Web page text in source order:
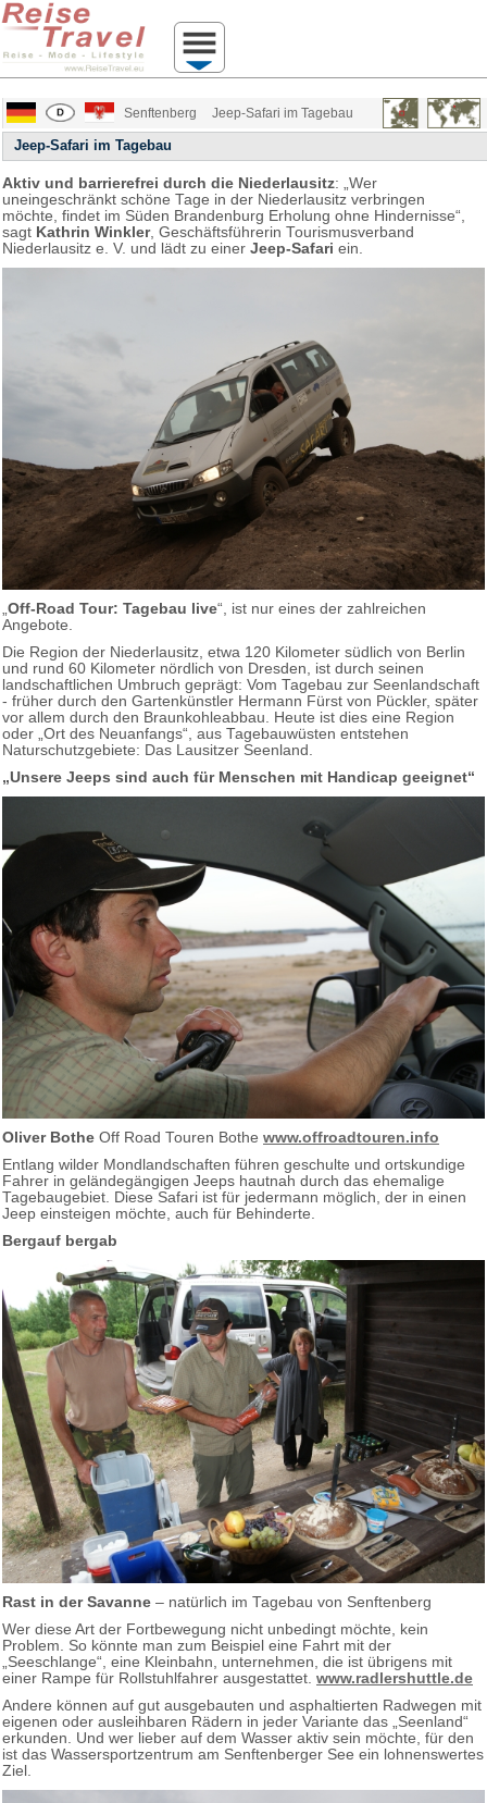
Senftenberg Jeep-Safari im Tagebau
Jeep-Safari im Tagebau
Aktiv und barrierefrei durch die Niederlausitz: „Wer
uneingeschränkt schöne Tage in der Niederlausitz verbringen
möchte, findet im Süden Brandenburg Erholung ohne Hindernisse“,
sagt Kathrin Winkler, Geschäftsführerin Tourismusverband
Niederlausitz e. V. und lädt zu einer Jeep-Safari ein.
„Off-Road Tour: Tagebau live“, ist nur eines der zahlreichen
Angebote.
Die Region der Niederlausitz, etwa 120 Kilometer südlich von Berlin
und rund 60 Kilometer nördlich von Dresden, ist durch seinen
landschaftlichen Umbruch geprägt: Vom Tagebau zur Seenlandschaft
- früher durch den Gartenkünstler Hermann Fürst von Pückler, später
vor allem durch den Braunkohleabbau. Heute ist dies eine Region
oder „Ort des Neuanfangs“, aus Tagebauwüsten entstehen
Naturschutzgebiete: Das Lausitzer Seenland.
„Unsere Jeeps sind auch für Menschen mit Handicap geeignet“
Oliver Bothe Off Road Touren Bothe www.offroadtouren.info
Entlang wilder Mondlandschaften führen geschulte und ortskundige
Fahrer in geländegängigen Jeeps hautnah durch das ehemalige
Tagebaugebiet. Diese Safari ist für jedermann möglich, der in einen
Jeep einsteigen möchte, auch für Behinderte.
Bergauf bergab
Rast in der Savanne – natürlich im Tagebau von Senftenberg
Wer diese Art der Fortbewegung nicht unbedingt möchte, kein
Problem. So könnte man zum Beispiel eine Fahrt mit der
„Seeschlange“, eine Kleinbahn, unternehmen, die ist übrigens mit
einer Rampe für Rollstuhlfahrer ausgestattet. www.radlershuttle.de
Andere können auf gut ausgebauten und asphaltierten Radwegen mit
eigenen oder ausleihbaren Rädern in jeder Variante das „Seenland“
erkunden. Und wer lieber auf dem Wasser aktiv sein möchte, für den
ist das Wassersportzentrum am Senftenberger See ein lohnenswertes
Ziel.